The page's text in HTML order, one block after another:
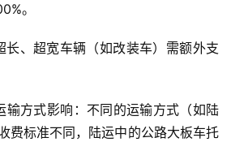
。
长、超宽车辆（如改装车）需额外支
输方式影响：不同的运输方式（如陆
费标准不同，陆运中的公路大板车托